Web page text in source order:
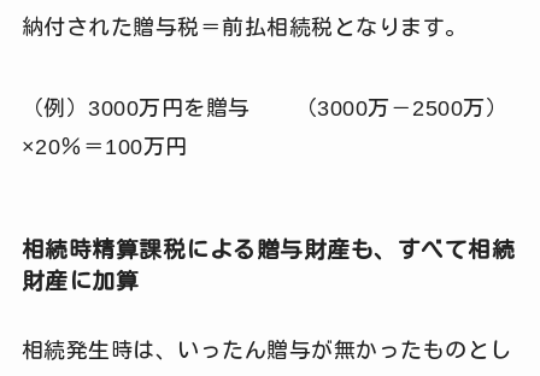
納付された贈与税＝前払相続税となります。
（例）3000万円を贈与 （3000万－2500万）
×20％＝100万円
相続時精算課税による贈与財産も、すべて相続
財産に加算
相続発生時は、いったん贈与が無かったものとし